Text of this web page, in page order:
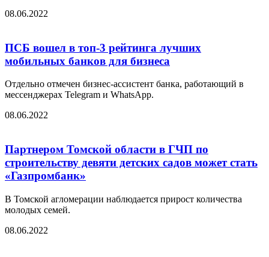
08.06.2022
ПСБ вошел в топ-3 рейтинга лучших
мобильных банков для бизнеса
Отдельно отмечен бизнес-ассистент банка, работающий в
мессенджерах Telegram и WhatsApp.
08.06.2022
Партнером Томской области в ГЧП по
строительству девяти детских садов может стать
«Газпромбанк»
В Томской агломерации наблюдается прирост количества
молодых семей.
08.06.2022